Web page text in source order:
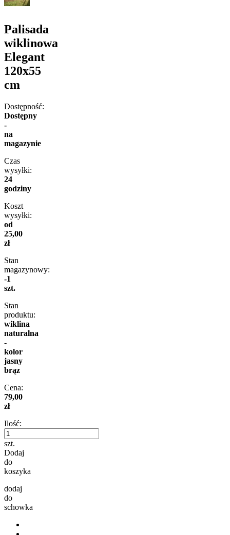
Palisada
wiklinowa
Elegant
120x55
cm
Dostępność:
Dostępny
-
na
magazynie
Czas
wysyłki:
24
godziny
Koszt
wysyłki:
od
25,00
zł
Stan
magazynowy:
-1
szt.
Stan
produktu:
wiklina
naturalna
-
kolor
jasny
brąz
Cena:
79,00
zł
Ilość:
szt.
Dodaj
do
koszyka
dodaj
do
schowka